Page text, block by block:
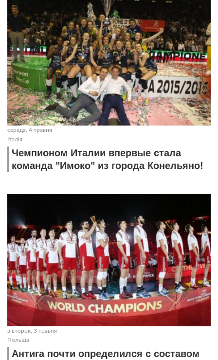
середа, 4 травня
Італія
Чемпионом Италии впервые стала
команда "Имоко" из города Конельяно!
вівторок, 3 травня
Польща
Антига почти определился с составом